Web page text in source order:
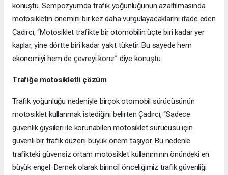
konuştu. Sempozyumda trafik yoğunluğunun azaltılmasında
motosikletin önemini bir kez daha vurgulayacaklarını ifade eden
Çadırcı, “Motosiklet trafikte bir otomobilin üçte biri kadar yer
kaplar, yine dörtte biri kadar yakıt tüketir. Bu sayede hem
ekonomiyi hem de çevreyi korur” diye konuştu.
Trafiğe motosikletli çözüm
Trafik yoğunluğu nedeniyle birçok otomobil sürücüsünün
motosiklet kullanmak istediğini belirten Çadırcı, “Sadece
güvenlik giysileri ile korunabilen motosiklet sürücüsü için
güvenli bir trafik düzeni büyük önem taşıyor. Bu nedenle
trafikteki güvensiz ortam motosiklet kullanımının önündeki en
büyük engel. Dernek olarak birincil önceliğimiz trafik güvenliği